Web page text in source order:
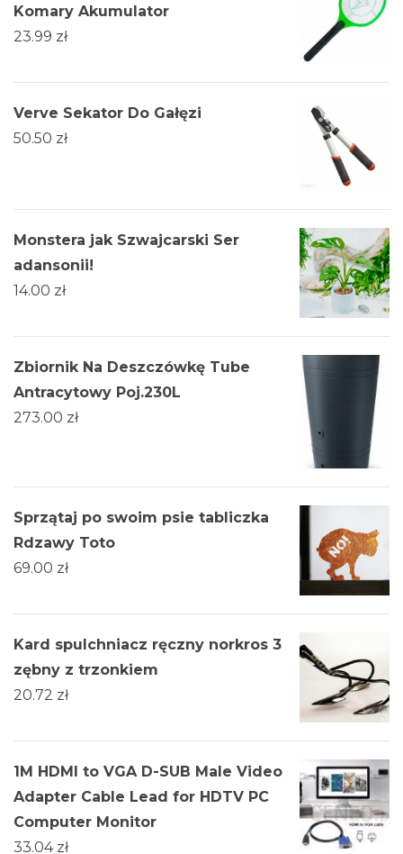
Komary Akumulator
23.99 zł
Verve Sekator Do Gałęzi
50.50 zł
Monstera jak Szwajcarski Ser
adansonii!
14.00 zł
Zbiornik Na Deszczówkę Tube
Antracytowy Poj.230L
273.00 zł
Sprzątaj po swoim psie tabliczka
Rdzawy Toto
69.00 zł
Kard spulchniacz ręczny norkros 3
zębny z trzonkiem
20.72 zł
1M HDMI to VGA D-SUB Male Video
Adapter Cable Lead for HDTV PC
Computer Monitor
33.04 zł